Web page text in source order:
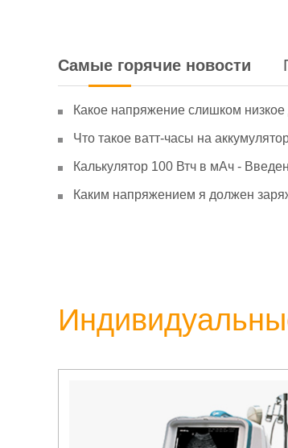
Самые горячие новости
Какое напряжение слишком
Что такое ватт-часы на
Калькулятор 100 Втч в мАч -
Каким напряжением я должен